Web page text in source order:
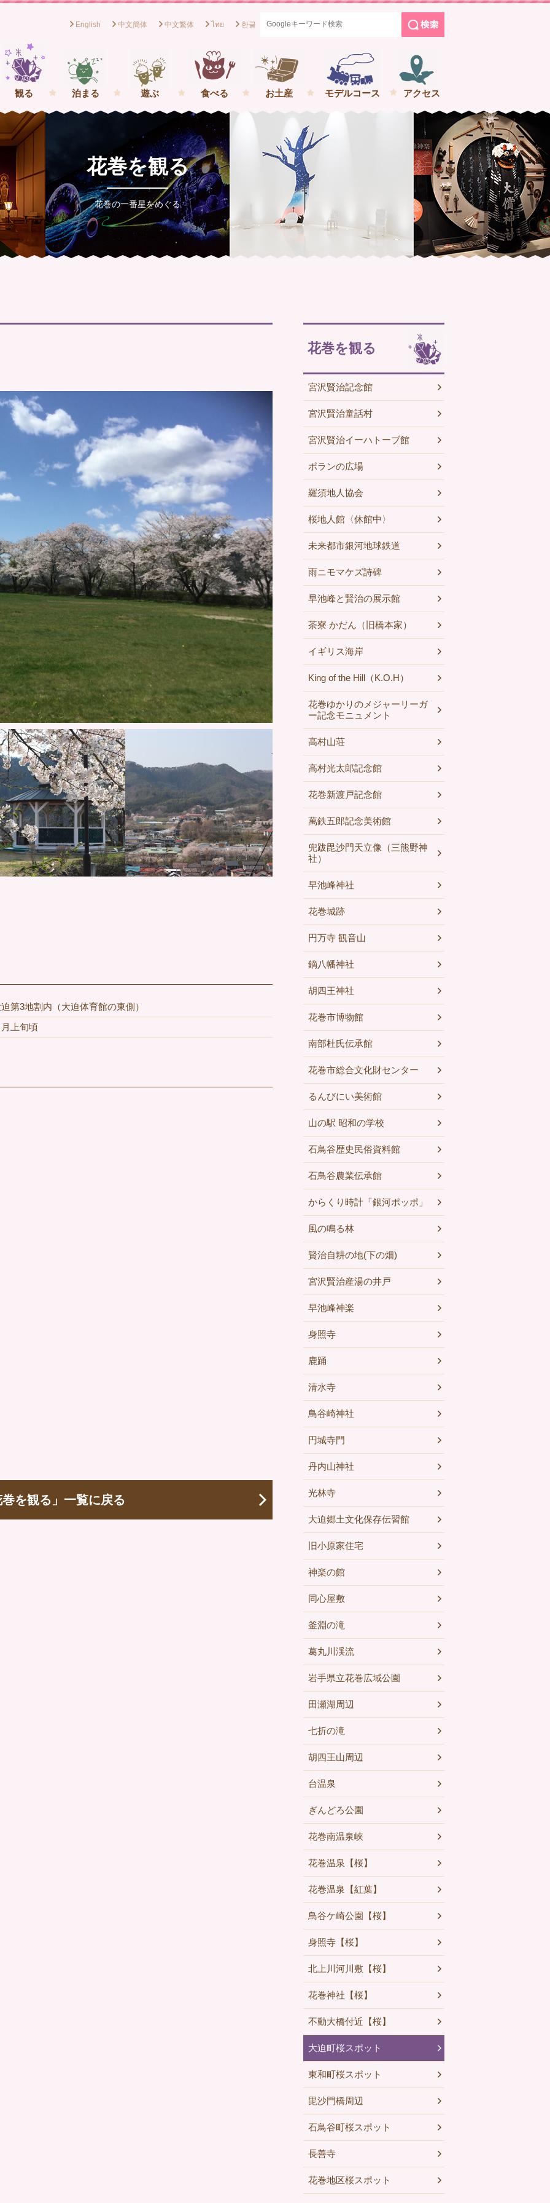
社団法人花巻観光協会[岩手県花巻市] イーハトーブの一番星をめぐる花巻の旅
English 中文簡体 中文繁体 ไทย 한글
観る 泊まる 遊ぶ 食べる お土産 モデルコース アクセス
花巻を観る
花巻の一番星をめぐる
第3地割内（大迫体育館の東側）
上旬頃
を観る」一覧に戻る
花巻を観る
宮沢賢治記念館
宮沢賢治童話村
宮沢賢治イーハトーブ館
ポランの広場
羅須地人協会
桜地人館〈休館中〉
未来都市銀河地球鉄道
雨ニモマケズ詩碑
早池峰と賢治の展示館
茶寮 かだん（旧橋本家）
イギリス海岸
King of the Hill（K.O.H）
花巻ゆかりのメジャーリーガ
ー記念モニュメント
高村山荘
高村光太郎記念館
花巻新渡戸記念館
萬鉄五郎記念美術館
兜跋毘沙門天立像（三熊野神
社）
早池峰神社
花巻城跡
円万寺 観音山
鏑八幡神社
胡四王神社
花巻市博物館
南部杜氏伝承館
花巻市総合文化財センター
るんびにい美術館
山の駅 昭和の学校
石鳥谷歴史民俗資料館
石鳥谷農業伝承館
からくり時計「銀河ポッポ」
風の鳴る林
賢治自耕の地(下の畑)
宮沢賢治産湯の井戸
早池峰神楽
身照寺
鹿踊
清水寺
鳥谷崎神社
円城寺門
丹内山神社
光林寺
大迫郷土文化保存伝習館
旧小原家住宅
神楽の館
同心屋敷
釜淵の滝
葛丸川渓流
岩手県立花巻広域公園
田瀬湖周辺
七折の滝
胡四王山周辺
台温泉
ぎんどろ公園
花巻南温泉峡
花巻温泉【桜】
花巻温泉【紅葉】
鳥谷ケ崎公園【桜】
身照寺【桜】
北上川河川敷【桜】
花巻神社【桜】
不動大橋付近【桜】
大迫町桜スポット
東和町桜スポット
毘沙門橋周辺
石鳥谷町桜スポット
長善寺
花巻地区桜スポット